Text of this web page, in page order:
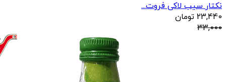
نکتار سیب لاکی فروت...
23,440 تومان
33,000